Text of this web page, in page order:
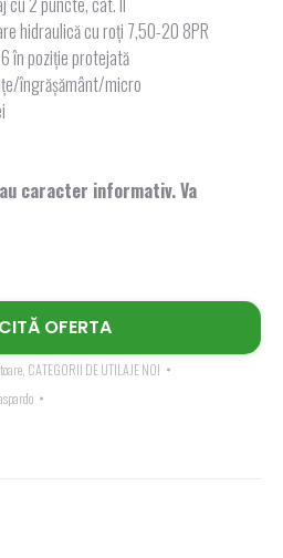
hidraulică cu roţi 7,50-20 8PR
în poziție protejată
îngrășământ/micro
caracter informativ. Va
OFERTA
CATEGORII DE UTILAJE NOI